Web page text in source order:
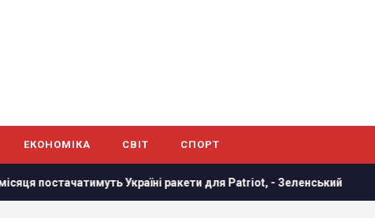
ЕКОНОМІКА СВІТ СПОРТ
ракети для Patriot, - Зеленський США раптово